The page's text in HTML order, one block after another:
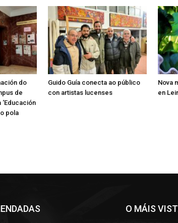
do
de
pola
Guido Guía conecta ao público
con artistas lucenses
Nova
en
O MÁIS